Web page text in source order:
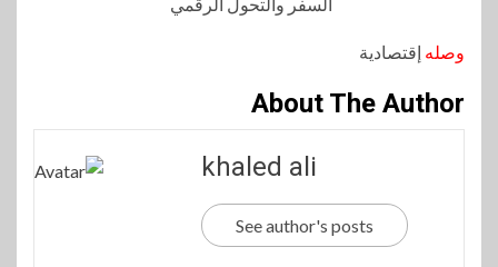
وصله إقتصادية
About The Author
khaled ali
See author's posts